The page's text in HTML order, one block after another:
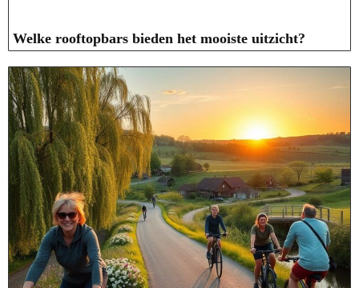
Welke rooftopbars bieden het mooiste uitzicht?